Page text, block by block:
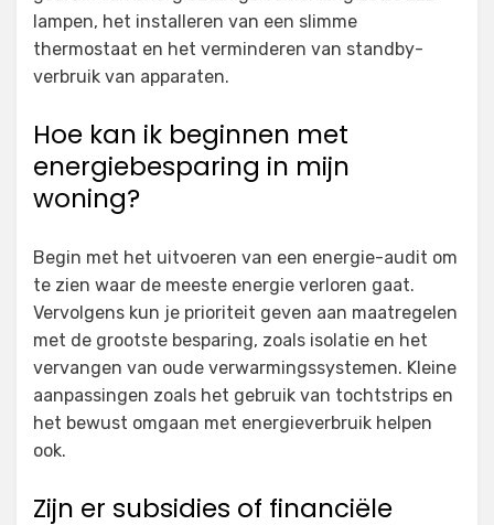
lampen, het installeren van een slimme
thermostaat en het verminderen van standby-
verbruik van apparaten.
Hoe kan ik beginnen met
energiebesparing in mijn
woning?
Begin met het uitvoeren van een energie-audit om
te zien waar de meeste energie verloren gaat.
Vervolgens kun je prioriteit geven aan maatregelen
met de grootste besparing, zoals isolatie en het
vervangen van oude verwarmingssystemen. Kleine
aanpassingen zoals het gebruik van tochtstrips en
het bewust omgaan met energieverbruik helpen
ook.
Zijn er subsidies of financiële